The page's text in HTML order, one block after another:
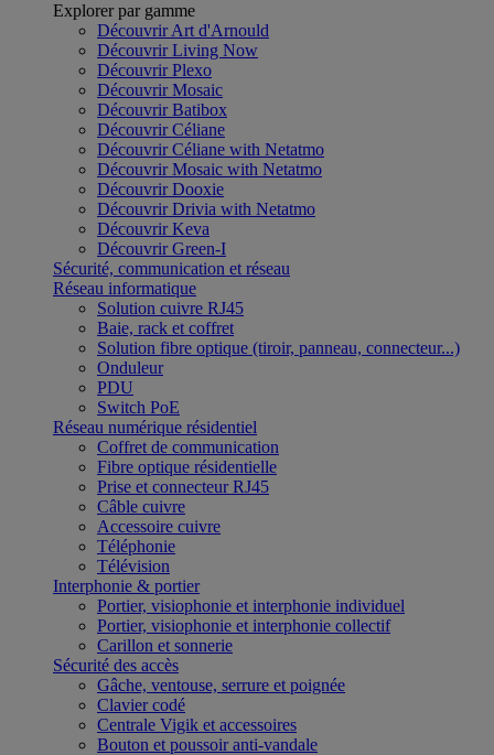
Explorer par gamme
Découvrir Art d'Arnould
Découvrir Living Now
Découvrir Plexo
Découvrir Mosaic
Découvrir Batibox
Découvrir Céliane
Découvrir Céliane with Netatmo
Découvrir Mosaic with Netatmo
Découvrir Dooxie
Découvrir Drivia with Netatmo
Découvrir Keva
Découvrir Green-I
Sécurité, communication et réseau
Réseau informatique
Solution cuivre RJ45
Baie, rack et coffret
Solution fibre optique (tiroir, panneau, connecteur...)
Onduleur
PDU
Switch PoE
Réseau numérique résidentiel
Coffret de communication
Fibre optique résidentielle
Prise et connecteur RJ45
Câble cuivre
Accessoire cuivre
Téléphonie
Télévision
Interphonie & portier
Portier, visiophonie et interphonie individuel
Portier, visiophonie et interphonie collectif
Carillon et sonnerie
Sécurité des accès
Gâche, ventouse, serrure et poignée
Clavier codé
Centrale Vigik et accessoires
Bouton et poussoir anti-vandale